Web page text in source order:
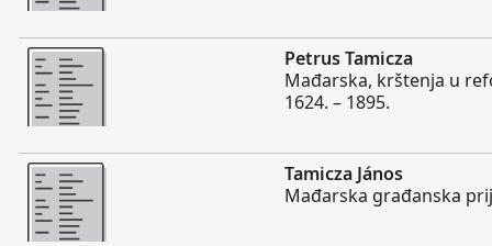
Više
Petrus Tamicza
Mađarska, krštenja u
1624. – 1895.
Više
Tamicza János
Mađarska građanska